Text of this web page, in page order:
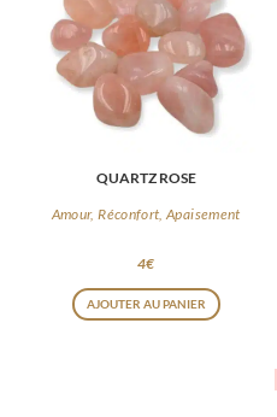
QUARTZ ROSE
Amour, Réconfort, Apaisement
4€
AJOUTER AU PANIER